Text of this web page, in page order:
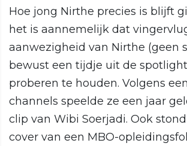
Hoe jong Nirthe precies is blijft
het is aannemelijk dat
aanwezigheid van Nirthe (geen
bewust een tijdje uit de
proberen te houden. Volgens
channels speelde ze een jaar
clip van Wibi Soerjadi. Ook
cover van een MBO-